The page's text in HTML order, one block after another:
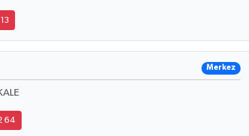
Merkez
64